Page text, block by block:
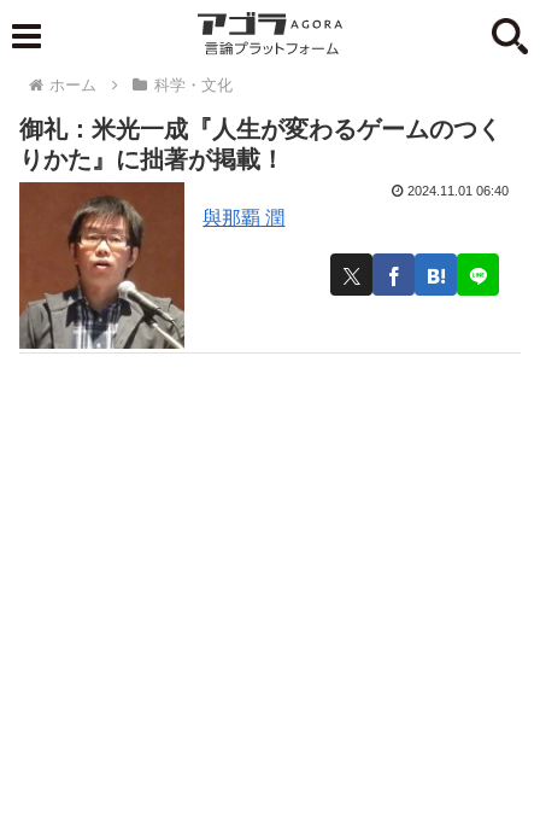
ホーム 科学・文化
御礼：米光一成『人生が変わるゲームのつく
りかた』に拙著が掲載！
與那覇 潤
2024.11.01 06:40